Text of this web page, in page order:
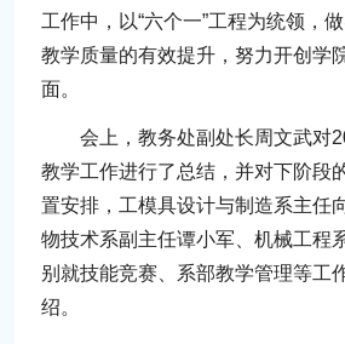
工作中，以“六个一”工程为统领，
教学质量的有效提升，努力开创学
面。
会上，教务处副处长周文武对
教学工作进行了总结，并对下阶段
置安排，工模具设计与制造系主任
物技术系副主任谭小军、机械工程
别就技能竞赛、系部教学管理等工
绍。